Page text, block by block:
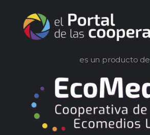
es un producto de